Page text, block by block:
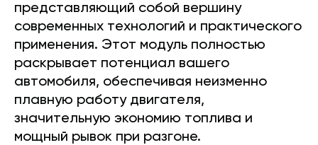
представляющий собой вершину
современных технологий и практического
применения. Этот модуль полностью
раскрывает потенциал вашего
автомобиля, обеспечивая неизменно
плавную работу двигателя,
значительную экономию топлива и
мощный рывок при разгоне.